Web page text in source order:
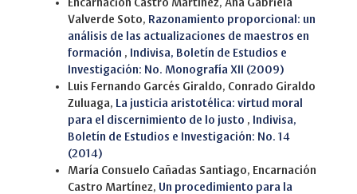
Encarnación Castro Martínez, Ana Gabriela
Valverde Soto, Razonamiento proporcional: un
análisis de las actualizaciones de maestros en
formación , Indivisa, Boletín de Estudios e
Investigación: No. Monografía XII (2009)
Luis Fernando Garcés Giraldo, Conrado Giraldo
Zuluaga, La justicia aristotélica: virtud moral
para el discernimiento de lo justo , Indivisa,
Boletín de Estudios e Investigación: No. 14
(2014)
María Consuelo Cañadas Santiago, Encarnación
Castro Martínez, Un procedimiento para la